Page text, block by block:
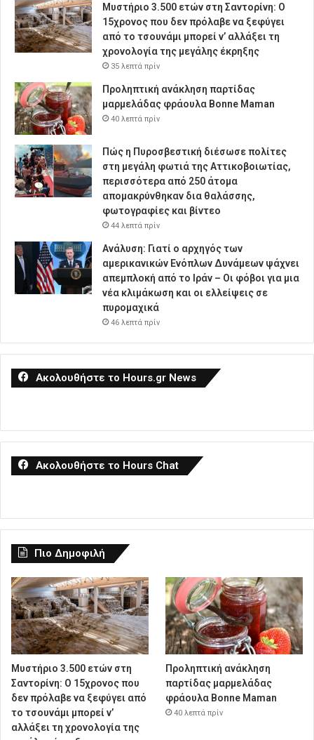
Μυστήριο 3.500 ετών στη Σαντορίνη: Ο
15χρονος που δεν πρόλαβε να ξεφύγει
από το τσουνάμι μπορεί ν’ αλλάξει τη
χρονολογία της μεγάλης έκρηξης
35 λεπτά πρίν
Προληπτική ανάκληση παρτίδας
μαρμελάδας φράουλα Bonne Maman
40 λεπτά πρίν
Πώς η Πυροσβεστική διέσωσε πολίτες
στη μεγάλη φωτιά της Αττικοβοιωτίας,
περισσότερα από 250 άτομα
απομακρύνθηκαν δια θαλάσσης,
φωτογραφίες και βίντεο
44 λεπτά πρίν
Ανάλυση: Γιατί ο αρχηγός των
αμερικανικών Ενόπλων Δυνάμεων ψάχνει
απεμπλοκή από το Ιράν – Οι φόβοι για μια
νέα κλιμάκωση και οι ελλείψεις σε
πυρομαχικά
46 λεπτά πρίν
Ακολουθήστε το Hours.gr News
Ακολουθήστε το Hours Chat
Πιο Δημοφιλή
Μυστήριο 3.500 ετών στη
Σαντορίνη: Ο 15χρονος που
δεν πρόλαβε να ξεφύγει από
το τσουνάμι μπορεί ν’
αλλάξει τη χρονολογία της
Προληπτική ανάκληση
παρτίδας μαρμελάδας
φράουλα Bonne Maman
40 λεπτά πρίν